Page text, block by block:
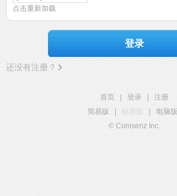
点击重新加载
登录
还没有注册？
首页 登录
注册
简易版
触屏版 电脑版
© Comsenz Inc.